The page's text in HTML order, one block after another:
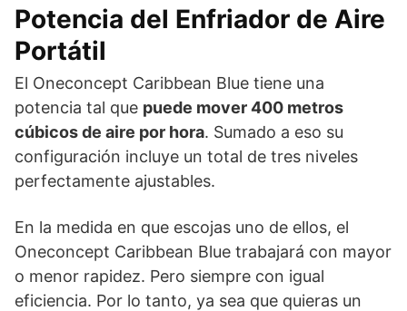
Potencia del Enfriador de Aire
Portátil
El Oneconcept Caribbean Blue tiene una
potencia tal que puede mover 400 metros
cúbicos de aire por hora. Sumado a eso su
configuración incluye un total de tres niveles
perfectamente ajustables.
En la medida en que escojas uno de ellos, el
Oneconcept Caribbean Blue trabajará con mayor
o menor rapidez. Pero siempre con igual
eficiencia. Por lo tanto, ya sea que quieras un